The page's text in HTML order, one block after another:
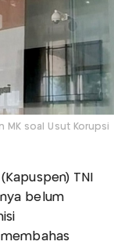
MK soal Usut Korupsi
TNI
belum
membahas